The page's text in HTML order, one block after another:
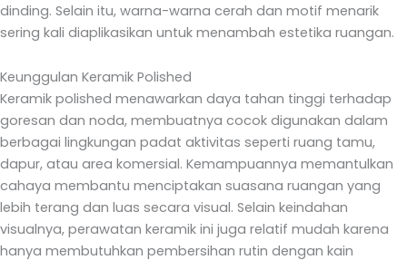
dinding. Selain itu, warna-warna cerah dan motif menarik
sering kali diaplikasikan untuk menambah estetika ruangan.
Keunggulan Keramik Polished
Keramik polished menawarkan daya tahan tinggi terhadap
goresan dan noda, membuatnya cocok digunakan dalam
berbagai lingkungan padat aktivitas seperti ruang tamu,
dapur, atau area komersial. Kemampuannya memantulkan
cahaya membantu menciptakan suasana ruangan yang
lebih terang dan luas secara visual. Selain keindahan
visualnya, perawatan keramik ini juga relatif mudah karena
hanya membutuhkan pembersihan rutin dengan kain